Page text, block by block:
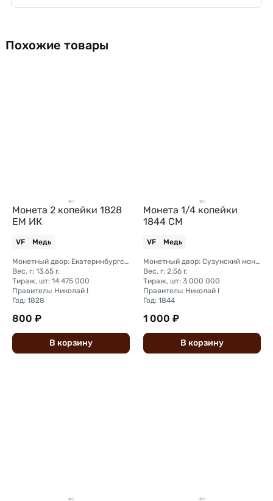
Похожие товары
Монета 2 копейки 1828
ЕМ ИК
VF Медь
Монетный двор: Екатеринбургский монетный двор
Вес, г: 13.65 г.
Тираж, шт: 14 475 000
Правитель: Николай I
Год: 1828
800 ₽
В корзину
Монета 1/4 копейки
1844 СМ
VF Медь
Монетный двор: Сузунский монетный двор (Сибирь)
Вес, г: 2.56 г.
Тираж, шт: 3 000 000
Правитель: Николай I
Год: 1844
1 000 ₽
В корзину